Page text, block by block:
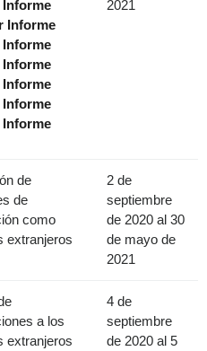
Informe
Informe
Informe
Informe
Informe
Informe
Informe
2021
de
de
como
extranjeros
2 de
septiembre
de 2020 al 30
de mayo de
2021
a los
extranjeros
4 de
septiembre
de 2020 al 5